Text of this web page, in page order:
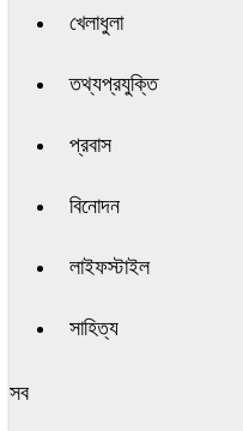
খেলাধুলা
তথ্যপ্রযুক্তি
প্রবাস
বিনোদন
লাইফস্টাইল
সাহিত্য
সব